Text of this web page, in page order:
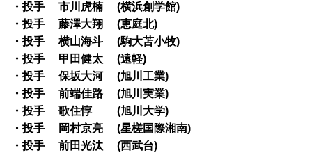
・投手 市川虎楠 (横浜創学館)
・投手 藤澤大翔 (恵庭北)
・投手 横山海斗 (駒大苫小牧)
・投手 甲田健太 (遠軽)
・投手 保坂大河 (旭川工業)
・投手 前端佳路 (旭川実業)
・投手 歌住惇 (旭川大学)
・投手 岡村京亮 (星槎国際湘南)
・投手 前田光汰 (西武台)